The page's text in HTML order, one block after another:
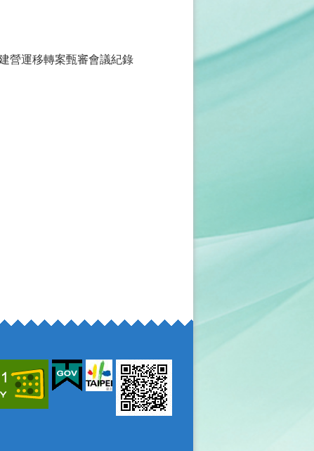
營運移轉案甄審會議紀錄